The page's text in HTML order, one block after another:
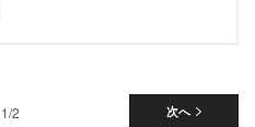
次へ
1/2